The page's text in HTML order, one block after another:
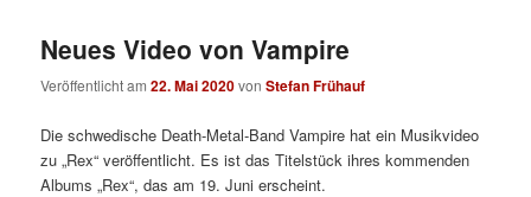
Neues Video von Vampire
Veröffentlicht am22. Mai 2020vonStefan Frühauf
Die schwedische Death-Metal-Band Vampire hat ein Musikvideo
zu „Rex“ veröffentlicht. Es ist das Titelstück ihres kommenden
Albums „Rex“, das am 19. Juni erscheint.